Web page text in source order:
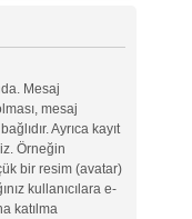
Mesaj
mesaj
Ayrıca kayıt
Örneğin
bir resim (avatar)
kullanıcılara e-
katılma